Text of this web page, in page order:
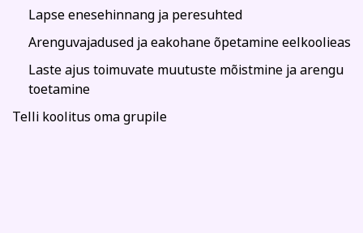
Lapse enesehinnang ja peresuhted
Arenguvajadused ja eakohane õpetamine eelkoolieas
Laste ajus toimuvate muutuste mõistmine ja arengu
toetamine
Telli koolitus oma grupile